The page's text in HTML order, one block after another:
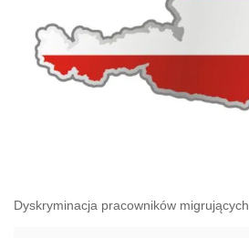
Dyskryminacja pracowników migrujących